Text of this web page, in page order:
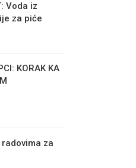
Voda iz
za piće
KORAK KA
radovima za